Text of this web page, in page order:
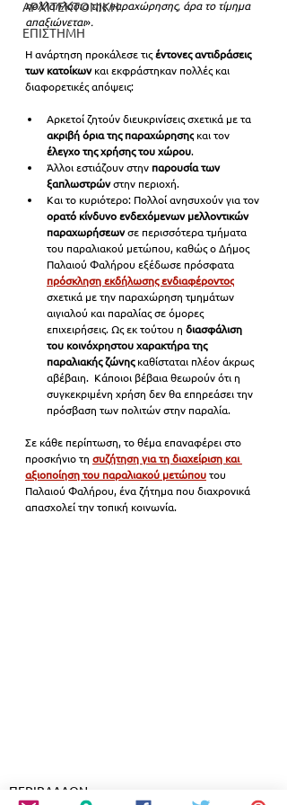
ΑΡΧΙΤΕΚΤΟΝΙΚΗ
ΕΠΙΣΤΗΜΗ
πολλαπλάσια της παραχώρησης, άρα το τίμημα
απαξιώνεται».
Η ανάρτηση προκάλεσε τις έντονες αντιδράσεις
των κατοίκων και εκφράστηκαν πολλές και
διαφορετικές απόψεις:
Αρκετοί ζητούν διευκρινίσεις σχετικά με τα
ακριβή όρια της παραχώρησης και τον
έλεγχο της χρήσης του χώρου.
Άλλοι εστιάζουν στην παρουσία των
ξαπλωστρών στην περιοχή.
Και το κυριότερο: Πολλοί ανησυχούν για τον
ορατό κίνδυνο ενδεχόμενων μελλοντικών
παραχωρήσεων σε περισσότερα τμήματα
του παραλιακού μετώπου, καθώς ο Δήμος
Παλαιού Φαλήρου εξέδωσε πρόσφατα
πρόσκληση εκδήλωσης ενδιαφέροντος
σχετικά με την παραχώρηση τμημάτων
αιγιαλού και παραλίας σε όμορες
επιχειρήσεις. Ως εκ τούτου η διασφάλιση
του κοινόχρηστου χαρακτήρα της
παραλιακής ζώνης καθίσταται πλέον άκρως
αβέβαιη. Κάποιοι βέβαια θεωρούν ότι η
συγκεκριμένη χρήση δεν θα επηρεάσει την
πρόσβαση των πολιτών στην παραλία.
Σε κάθε περίπτωση, το θέμα επαναφέρει στο
προσκήνιο τη συζήτηση για τη διαχείριση και
αξιοποίηση του παραλιακού μετώπου του
Παλαιού Φαλήρου, ένα ζήτημα που διαχρονικά
απασχολεί την τοπική κοινωνία.
ΠΕΡΙΒΑΛΛΟΝ